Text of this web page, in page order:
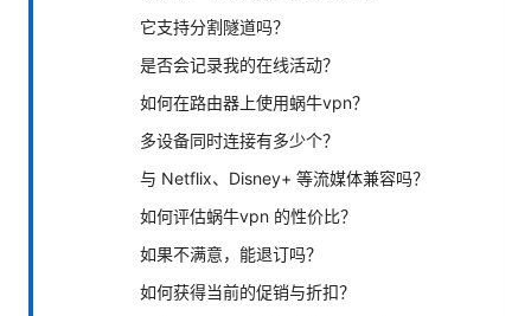
它支持分割隧道吗？
是否会记录我的在线活动？
如何在路由器上使用蜗牛vpn？
多设备同时连接有多少个？
与 Netflix、Disney+ 等流媒体兼容吗？
如何评估蜗牛vpn 的性价比？
如果不满意，能退订吗？
如何获得当前的促销与折扣？